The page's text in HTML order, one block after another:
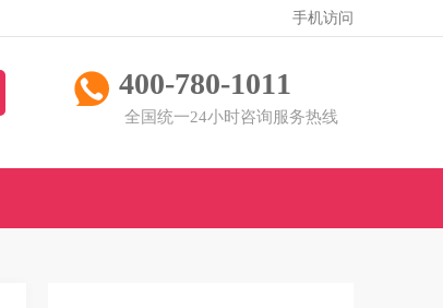
手机访问
400-780-1011
全国统一24小时咨询服务热线